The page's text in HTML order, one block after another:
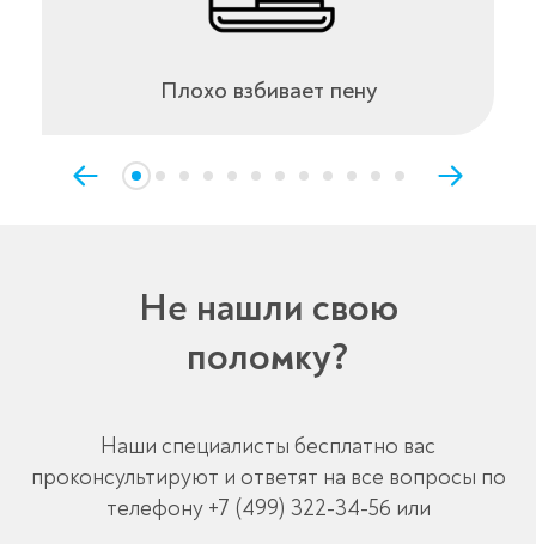
Плохо взбивает пену
Не нашли свою
поломку?
Наши специалисты бесплатно вас
проконсультируют и ответят на все вопросы по
телефону +7 (499) 322-34-56 или